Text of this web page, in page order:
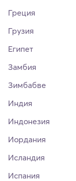
Греция
Грузия
Египет
Замбия
Зимбабве
Индия
Индонезия
Иордания
Исландия
Испания